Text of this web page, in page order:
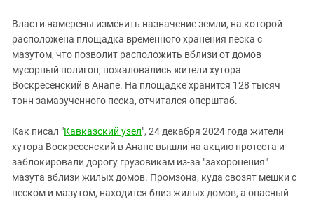
СКФО
Ставропольский край
Чечня
Южный Кавказ
ЮФО
Власти намерены изменить назначение земли, на которой
расположена площадка временного хранения песка с
мазутом, что позволит расположить вблизи от домов
мусорный полигон, пожаловались жители хутора
Воскресенский в Анапе. На площадке хранится 128 тысяч
тонн замазученного песка, отчитался оперштаб.
Как писал "Кавказский узел", 24 декабря 2024 года жители
хутора Воскресенский в Анапе вышли на акцию протеста и
заблокировали дорогу грузовикам из-за "захоронения"
мазута вблизи жилых домов. Промзона, куда свозят мешки с
песком и мазутом, находится близ жилых домов, а опасный